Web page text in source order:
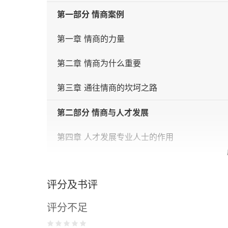
第一部分 情商案例
第一章 情商的力量
第二章 情商为什么重要
第三章 通往情商的坎坷之路
第二部分 情商与人才发展
第四章 人才发展专业人士的作用
第六章 一心多用
第七章 交流
评分及书评
评分不足